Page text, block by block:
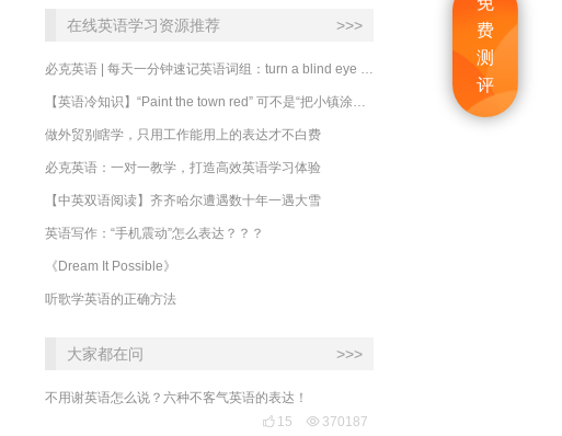
费
测
评
在线英语学习资源推荐 >>>
做外贸别瞎学，只用工作能用上的表达才不白费
必克英语：一对一教学，打造高效英语学习体验
【中英双语阅读】齐齐哈尔遭遇数十年一遇大雪
英语写作：“手机震动”怎么表达？？？
《Dream It Possible》
听歌学英语的正确方法
大家都在问 >>>
不用谢英语怎么说？六种不客气英语的表达！
 15  370187